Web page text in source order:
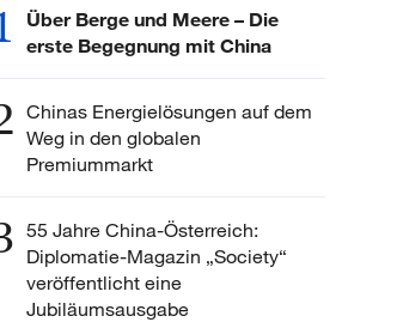
Über Berge und Meere – Die
erste Begegnung mit China
Chinas Energielösungen auf dem
Weg in den globalen
Premiummarkt
55 Jahre China-Österreich:
Diplomatie-Magazin „Society“
veröffentlicht eine
Jubiläumsausgabe